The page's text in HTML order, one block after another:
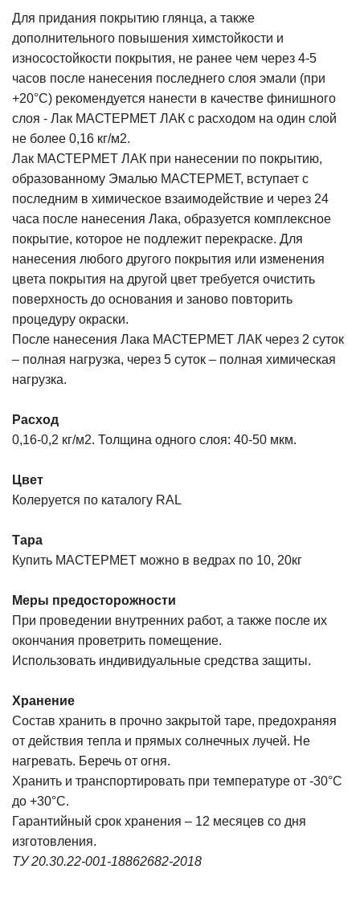
Для придания покрытию глянца, а также
дополнительного повышения химстойкости и
износостойкости покрытия, не ранее чем через 4-5
часов после нанесения последнего слоя эмали (при
+20°С) рекомендуется нанести в качестве финишного
слоя - Лак МАСТЕРМЕТ ЛАК с расходом на один слой
не более 0,16 кг/м2.
Лак МАСТЕРМЕТ ЛАК при нанесении по покрытию,
образованному Эмалью МАСТЕРМЕТ, вступает с
последним в химическое взаимодействие и через 24
часа после нанесения Лака, образуется комплексное
покрытие, которое не подлежит перекраске. Для
нанесения любого другого покрытия или изменения
цвета покрытия на другой цвет требуется очистить
поверхность до основания и заново повторить
процедуру окраски.
После нанесения Лака МАСТЕРМЕТ ЛАК через 2 суток
– полная нагрузка, через 5 суток – полная химическая
нагрузка.
Расход
0,16-0,2 кг/м2. Толщина одного слоя: 40-50 мкм.
Цвет
Колеруется по каталогу RAL
Тара
Купить МАСТЕРМЕТ можно в ведрах по 10, 20кг
Меры предосторожности
При проведении внутренних работ, а также после их
окончания проветрить помещение.
Использовать индивидуальные средства защиты.
Хранение
Состав хранить в прочно закрытой таре, предохраняя
от действия тепла и прямых солнечных лучей. Не
нагревать. Беречь от огня.
Хранить и транспортировать при температуре от -30°С
до +30°С.
Гарантийный срок хранения – 12 месяцев со дня
изготовления.
ТУ 20.30.22-001-18862682-2018